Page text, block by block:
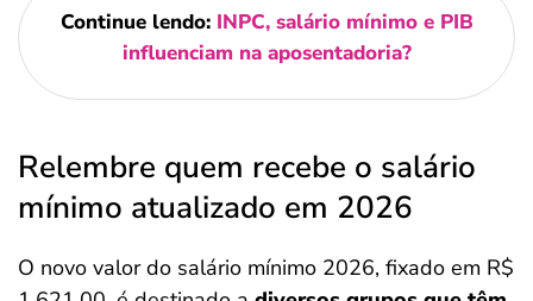
Continue lendo: INPC, salário mínimo e PIB
influenciam na aposentadoria?
Relembre quem recebe o salário
mínimo atualizado em 2026
O novo valor do salário mínimo 2026, fixado em R$